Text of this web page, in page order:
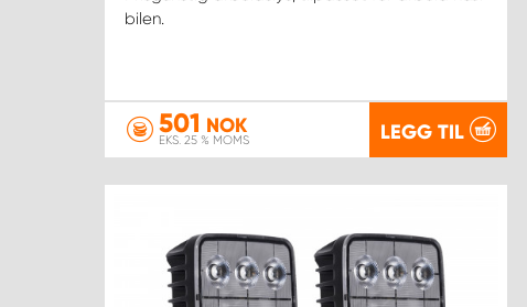
bilen.
501 NOK
EKS. 25 % MOMS LEGG TIL